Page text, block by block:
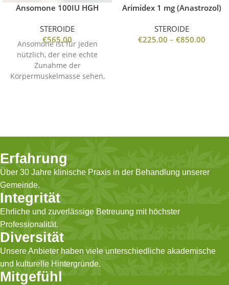
Ansomone 100IU HGH
STEROIDE
€565.00
Ansomone ist für jeden
nützlich, der eine echte
Zunahme der
Körpermuskelmasse sehen,
verwendet wird, um die
Libido wiederherzustellen
und bestimmte Arten der
Alterung zu reduzieren.
Arimidex 1 mg (Anastrozol)
STEROIDE
€225.00 – €850.00
Erfahrung
Über 30 Jahre klinische Praxis in der Behandlung unserer
Gemeinde.
Integrität
Ehrliche und zuverlässige Betreuung mit höchster
Professionalität.
Diversität
Unsere Anbieter haben viele unterschiedliche akademische
und kulturelle Hintergründe.
Mitgefühl